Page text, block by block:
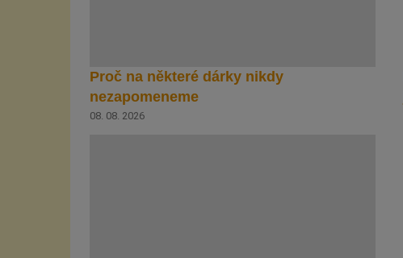
Proč na některé dárky nikdy
nezapomeneme
08. 08. 2026